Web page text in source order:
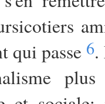
qui passe 6.